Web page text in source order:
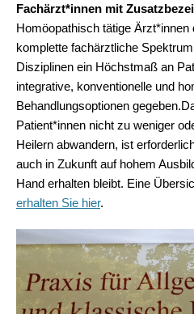
Fachärzt*innen mit
Homöopathisch tätige
komplette fachärztliche
Disziplinen ein Höchstmaß an
integrative, konventionelle und
Behandlungsoptionen
Patient*innen nicht zu weniger
Heilern abwandern, ist
auch in Zukunft auf hohem
Hand erhalten bleibt. Eine
erhalten Sie hier.